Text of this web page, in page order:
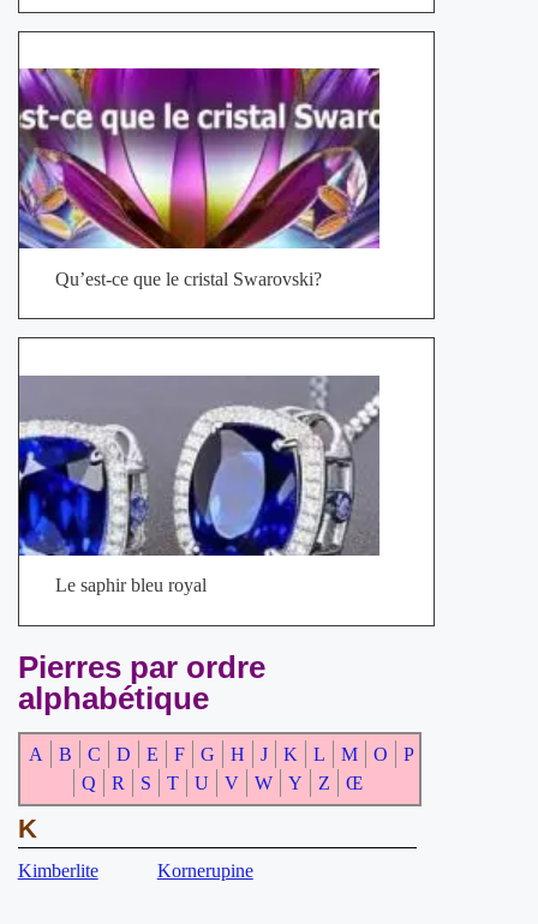
Qu’est-ce que le cristal Swarovski?
Le saphir bleu royal
Pierres par ordre
alphabétique
A B C D E F G H J K L M O
P
Q
R S T U V W Y Z Œ
K
Kimberlite Kornerupine